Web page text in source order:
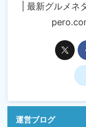
| 最新グルメ
運営ブログ